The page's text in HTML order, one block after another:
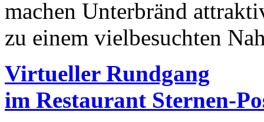
machen Unterbränd
zu einem vielbesuchten
Virtueller Rundgang
im Restaurant Sternen-